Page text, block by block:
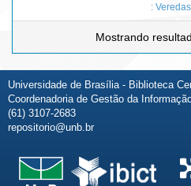
: Veredas
Mostrando
Universidade de Brasília - Biblioteca
Coordenadoria de Gestão da
(61) 3107-2683
repositorio@unb.br